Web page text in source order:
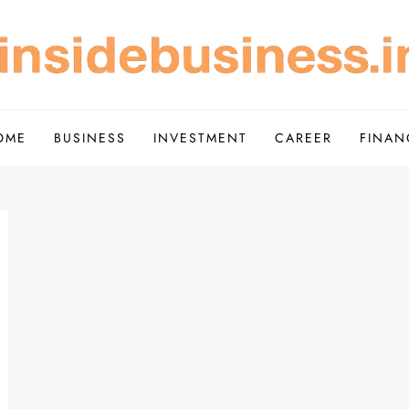
BUSINESS INVESTMENT CAREER